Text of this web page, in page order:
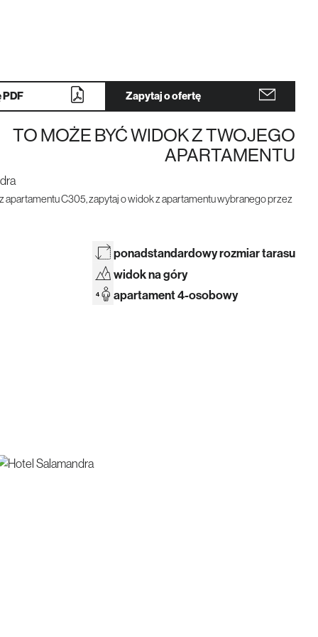
Zapytaj o ofertę
TO MOŻE BYĆ WIDOK Z TWOJEGO
APARTAMENTU
apartamentu C305, zapytaj o widok z apartamentu wybranego przez
ponadstandardowy rozmiar tarasu
widok na góry
apartament 4-osobowy